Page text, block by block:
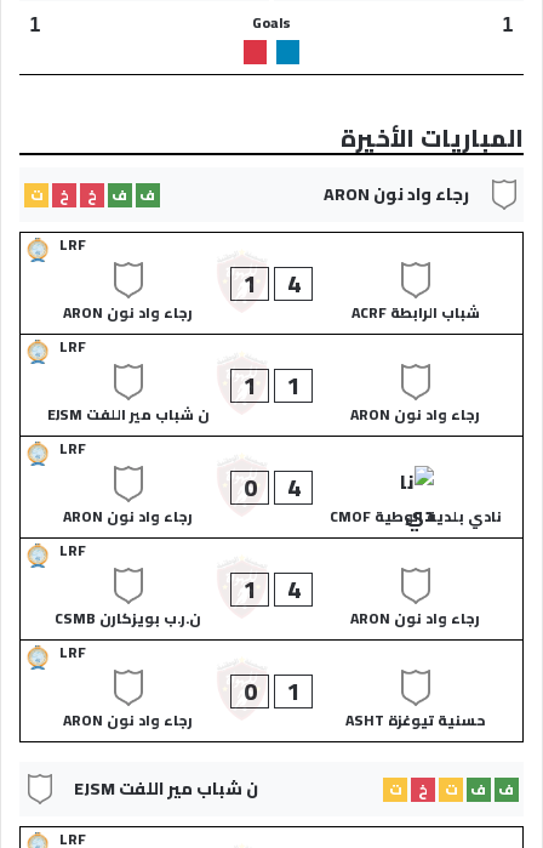
1
Goals
1
المباريات الأخيرة
رجاء واد نون ARON ف ف خ خ
ت
LRF
شباب الرابطة ACRF
4
1
رجاء واد نون ARON
LRF
رجاء واد نون ARON
1
1
ن شباب مير اللفت EJSM
LRF
نادي بلدية الوطية CMOF
4
0
رجاء واد نون ARON
LRF
رجاء واد نون ARON
4
1
ن.ر.ب بويزكارن CSMB
LRF
حسنية تيوغزة ASHT
1
0
رجاء واد نون ARON
ن شباب مير اللفت EJSM ف ف ت خ
ت
LRF